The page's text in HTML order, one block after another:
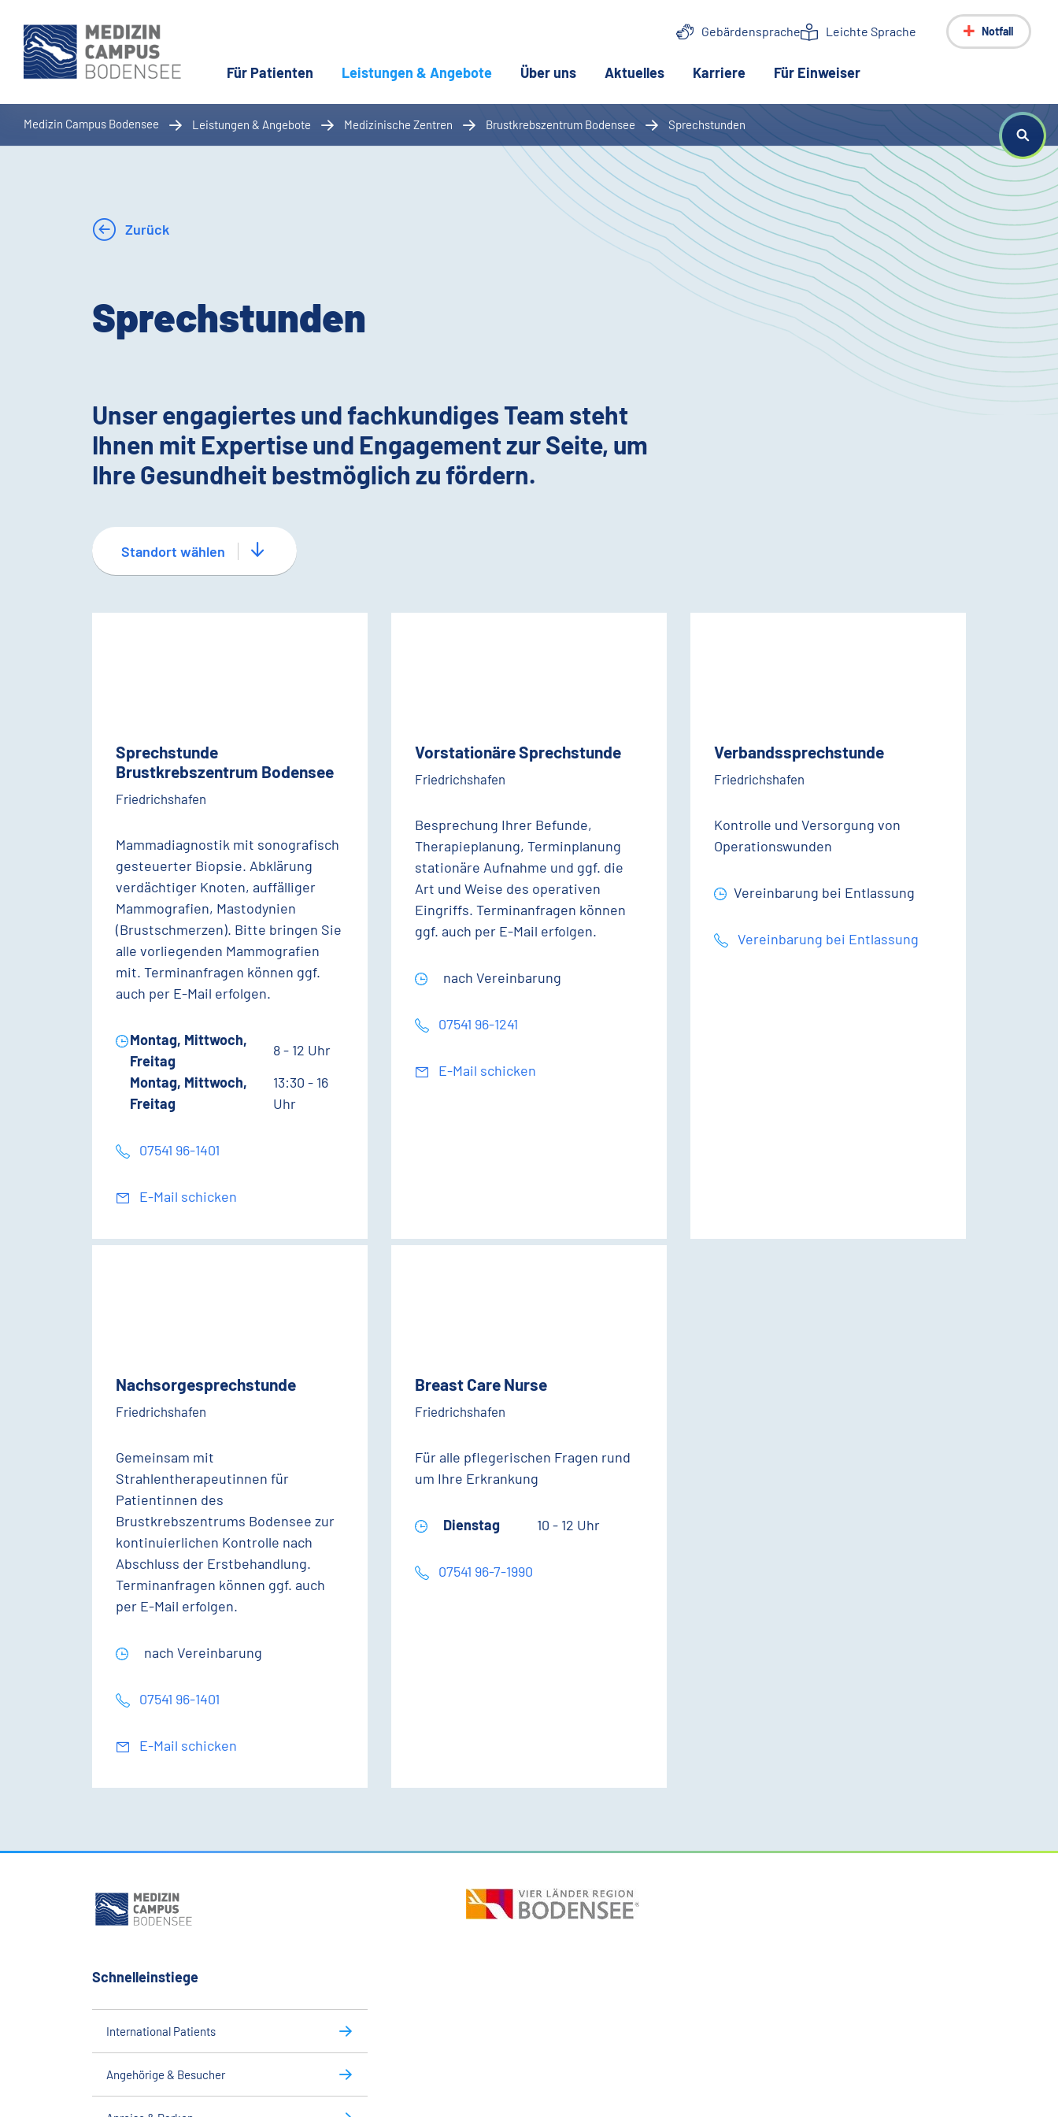
Für Patienten Leistungen & Angebote (aktuelle Seite)
Über uns Aktuelles Karriere Für Einweiser
Notfall
Gebärdensprache Leichte Sprache
Medizin Campus Bodensee Leistungen & Angebote Medizinische Zentren Brustkrebszentrum Bodensee Sprechstunden
Zurück
Sprechstunden
Unser engagiertes und fachkundiges Team steht
Ihnen mit Expertise und Engagement zur Seite, um
Ihre Gesundheit bestmöglich zu fördern.
Standort wählen
Sprechstunde
Brustkrebszentrum Bodensee
Friedrichshafen
Mammadiagnostik mit sonografisch
gesteuerter Biopsie. Abklärung
verdächtiger Knoten, auffälliger
Mammografien, Mastodynien
(Brustschmerzen). Bitte bringen Sie
alle vorliegenden Mammografien
mit. Terminanfragen können ggf.
auch per E-Mail erfolgen.
Montag, Mittwoch,
Freitag
8 - 12 Uhr
Montag, Mittwoch,
Freitag
13:30 - 16
Uhr
07541 96-1401
E-Mail schicken
Vorstationäre Sprechstunde
Friedrichshafen
Besprechung Ihrer Befunde,
Therapieplanung, Terminplanung
stationäre Aufnahme und ggf. die
Art und Weise des operativen
Eingriffs. Terminanfragen können
ggf. auch per E-Mail erfolgen.
nach Vereinbarung
07541 96-1241
E-Mail schicken
Verbandssprechstunde
Friedrichshafen
Kontrolle und Versorgung von
Operationswunden
Vereinbarung bei Entlassung
Vereinbarung bei Entlassung
Nachsorgesprechstunde
Friedrichshafen
Gemeinsam mit
Strahlentherapeutinnen für
Patientinnen des
Brustkrebszentrums Bodensee zur
kontinuierlichen Kontrolle nach
Abschluss der Erstbehandlung.
Terminanfragen können ggf. auch
per E-Mail erfolgen.
nach Vereinbarung
07541 96-1401
E-Mail schicken
Breast Care Nurse
Friedrichshafen
Für alle pflegerischen Fragen rund
um Ihre Erkrankung
Dienstag 10 - 12 Uhr
07541 96-7-1990
Schnelleinstiege
International Patients
Angehörige & Besucher